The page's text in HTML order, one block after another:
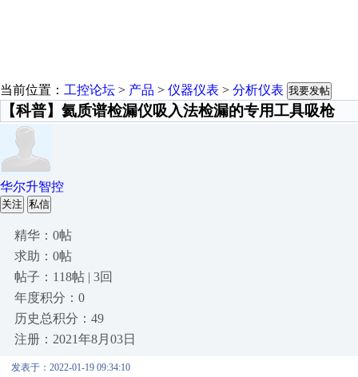
当前位置： 工控论坛 > 产品 > 仪器仪表 > 分析仪表 我要发帖
【科普】氦质谱检漏仪吸入法检漏的专用工具吸枪
华尔升智控
关注 私信
精华：0帖
求助：0帖
帖子：118帖 | 3回
年度积分：0
历史总积分：49
注册：2021年8月03日
发表于：2022-01-19 09:34:10